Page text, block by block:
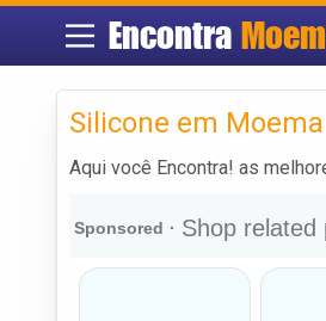
Encontra
Silicone em Moema
Aqui você Encontra! as